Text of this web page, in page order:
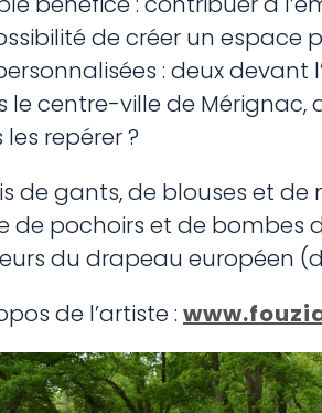
de créer un espace
: deux devant
le centre-ville de Mérignac,
les repérer ?
de gants, de blouses et
de pochoirs et de bombes
du drapeau européen
de l’artiste :